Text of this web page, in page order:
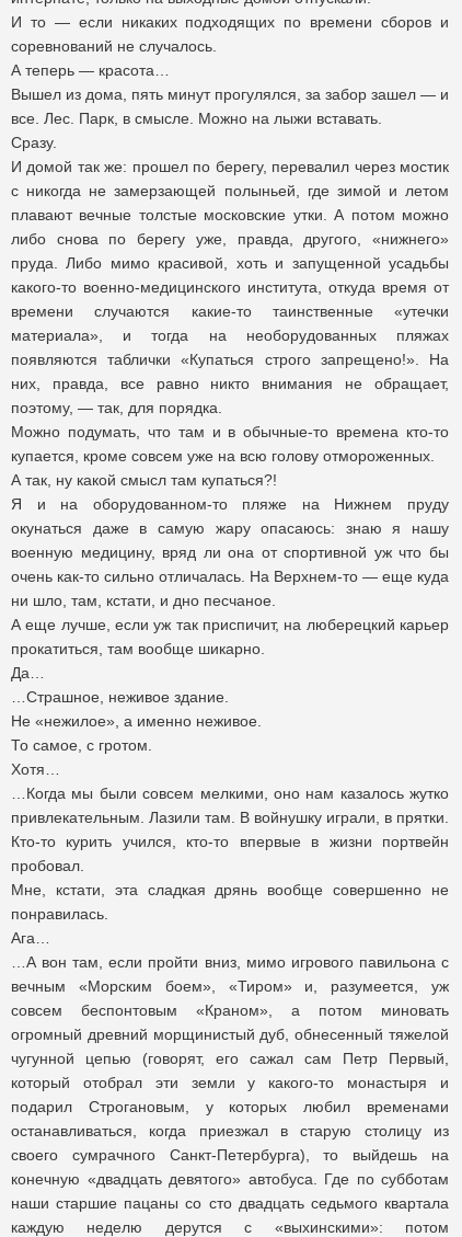
И то — если никаких подходящих по времени сборов и
соревнований не случалось.
А теперь — красота…
Вышел из дома, пять минут прогулялся, за забор зашел — и
все. Лес. Парк, в смысле. Можно на лыжи вставать.
Сразу.
И домой так же: прошел по берегу, перевалил через мостик
с никогда не замерзающей полыньей, где зимой и летом
плавают вечные толстые московские утки. А потом можно
либо снова по берегу уже, правда, другого, «нижнего»
пруда. Либо мимо красивой, хоть и запущенной усадьбы
какого-то военно-медицинского института, откуда время от
времени случаются какие-то таинственные «утечки
материала», и тогда на необорудованных пляжах
появляются таблички «Купаться строго запрещено!». На
них, правда, все равно никто внимания не обращает,
поэтому, — так, для порядка.
Можно подумать, что там и в обычные-то времена кто-то
купается, кроме совсем уже на всю голову отмороженных.
А так, ну какой смысл там купаться?!
Я и на оборудованном-то пляже на Нижнем пруду
окунаться даже в самую жару опасаюсь: знаю я нашу
военную медицину, вряд ли она от спортивной уж что бы
очень как-то сильно отличалась. На Верхнем-то — еще куда
ни шло, там, кстати, и дно песчаное.
А еще лучше, если уж так приспичит, на люберецкий карьер
прокатиться, там вообще шикарно.
Да…
…Страшное, неживое здание.
Не «нежилое», а именно неживое.
То самое, с гротом.
Хотя…
…Когда мы были совсем мелкими, оно нам казалось жутко
привлекательным. Лазили там. В войнушку играли, в прятки.
Кто-то курить учился, кто-то впервые в жизни портвейн
пробовал.
Мне, кстати, эта сладкая дрянь вообще совершенно не
понравилась.
Ага…
…А вон там, если пройти вниз, мимо игрового павильона с
вечным «Морским боем», «Тиром» и, разумеется, уж
совсем беспонтовым «Краном», а потом миновать
огромный древний морщинистый дуб, обнесенный тяжелой
чугунной цепью (говорят, его сажал сам Петр Первый,
который отобрал эти земли у какого-то монастыря и
подарил Строгановым, у которых любил временами
останавливаться, когда приезжал в старую столицу из
своего сумрачного Санкт-Петербурга), то выйдешь на
конечную «двадцать девятого» автобуса. Где по субботам
наши старшие пацаны со сто двадцать седьмого квартала
каждую неделю дерутся с «выхинскими»: потом